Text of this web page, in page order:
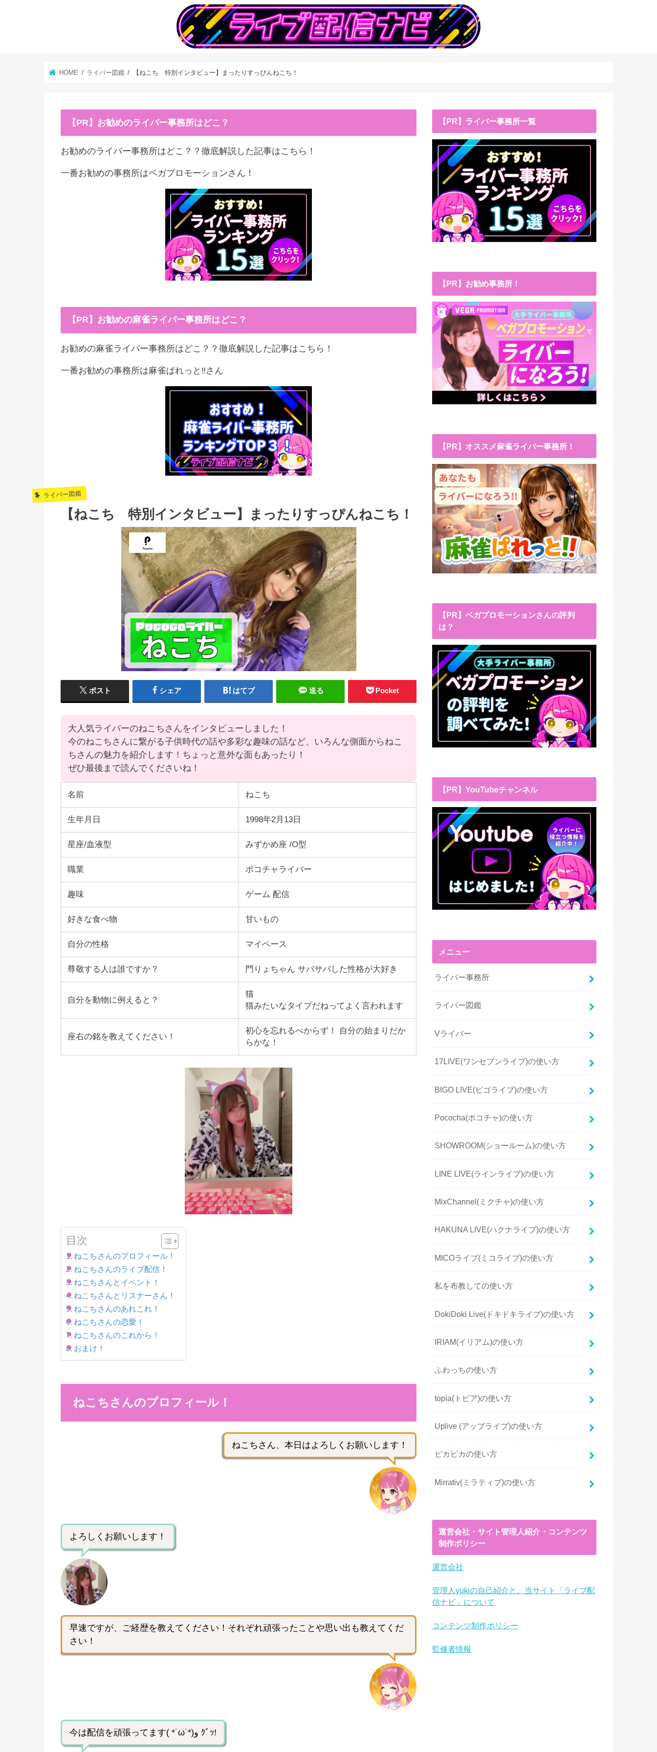
HOME ライバー図鑑 【ねこち 特別インタビュー】まったりすっぴんねこち！
【PR】お勧めのライバー事務所はどこ？
お勧めのライバー事務所はどこ？？徹底解説した記事はこちら！
一番お勧めの事務所はベガプロモーションさん！
【PR】お勧めの麻雀ライバー事務所はどこ？
お勧めの麻雀ライバー事務所はどこ？？徹底解説した記事はこちら！
一番お勧めの事務所は麻雀ぱれっと‼︎さん
ライバー図鑑
【ねこち 特別インタビュー】まったりすっぴんねこち！
ポスト シェア はてブ 送る Pocket
大人気ライバーのねこちさんをインタビューしました！
今のねこちさんに繋がる子供時代の話や多彩な趣味の話など、いろんな側面からねこ
ちさんの魅力を紹介します！ちょっと意外な面もあったり！
ぜひ最後まで読んでくださいね！
名前 ねこち
生年月日 1998年2月13日
星座/血液型 みずかめ座 /O型
職業 ポコチャライバー
趣味 ゲーム 配信
好きな食べ物 甘いもの
自分の性格 マイペース
尊敬する人は誰ですか？ 門りょちゃん サバサバした性格が大好き
自分を動物に例えると？
猫
猫みたいなタイプだねってよく言われます
座右の銘を教えてください！
初心を忘れるべからず！ 自分の始まりだか
らかな！
目次
ねこちさんのプロフィール！
ねこちさんのライブ配信！
ねこちさんとイベント！
ねこちさんとリスナーさん！
ねこちさんのあれこれ！
ねこちさんの恋愛！
ねこちさんのこれから！
おまけ！
ねこちさんのプロフィール！
ねこちさん、本日はよろしくお願いします！
よろしくお願いします！
早速ですが、ご経歴を教えてください！それぞれ頑張ったことや思い出も教えてくだ
さい！
今は配信を頑張ってます( *˙ω˙*)و ｸﾞｯ!
【PR】ライバー事務所一覧
【PR】お勧め事務所！
【PR】オススメ麻雀ライバー事務所！
【PR】ベガプロモーションさんの評判
は？
【PR】YouTubeチャンネル
メニュー
ライバー事務所
ライバー図鑑
Vライバー
17LIVE(ワンセブンライブ)の使い方
BIGO LIVE(ビゴライブ)の使い方
Pococha(ポコチャ)の使い方
SHOWROOM(ショールーム)の使い方
LINE LIVE(ラインライブ)の使い方
MixChannel(ミクチャ)の使い方
HAKUNA LIVE(ハクナライブ)の使い方
MICOライブ(ミコライブ)の使い方
私を布教しての使い方
DokiDoki Live(ドキドキライブ)の使い方
IRIAM(イリアム)の使い方
ふわっちの使い方
topia(トピア)の使い方
Uplive (アップライブ)の使い方
ピカピカの使い方
Mirrativ(ミラティブ)の使い方
運営会社・サイト管理人紹介・コンテンツ
制作ポリシー
運営会社
管理人yukiの自己紹介と、当サイト「ライブ配
信ナビ」について
コンテンツ制作ポリシー
監修者情報